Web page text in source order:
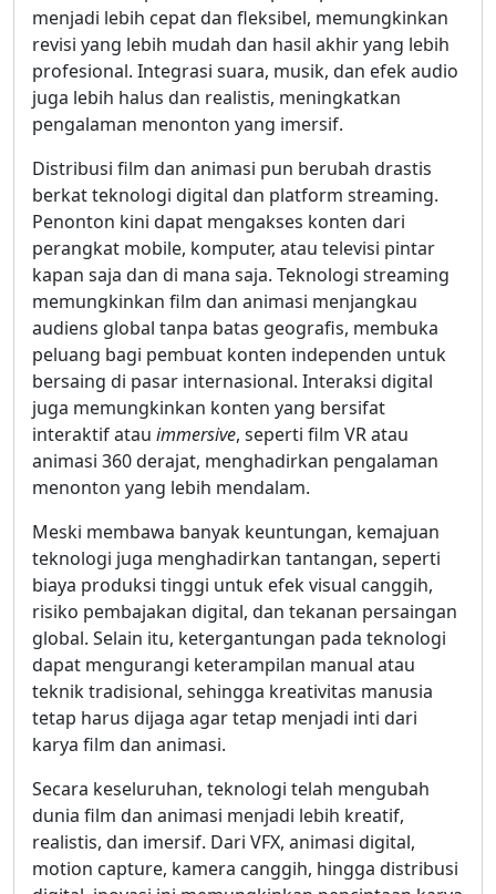
menjadi lebih cepat dan fleksibel, memungkinkan
revisi yang lebih mudah dan hasil akhir yang lebih
profesional. Integrasi suara, musik, dan efek audio
juga lebih halus dan realistis, meningkatkan
pengalaman menonton yang imersif.
Distribusi film dan animasi pun berubah drastis
berkat teknologi digital dan platform streaming.
Penonton kini dapat mengakses konten dari
perangkat mobile, komputer, atau televisi pintar
kapan saja dan di mana saja. Teknologi streaming
memungkinkan film dan animasi menjangkau
audiens global tanpa batas geografis, membuka
peluang bagi pembuat konten independen untuk
bersaing di pasar internasional. Interaksi digital
juga memungkinkan konten yang bersifat
interaktif atau immersive, seperti film VR atau
animasi 360 derajat, menghadirkan pengalaman
menonton yang lebih mendalam.
Meski membawa banyak keuntungan, kemajuan
teknologi juga menghadirkan tantangan, seperti
biaya produksi tinggi untuk efek visual canggih,
risiko pembajakan digital, dan tekanan persaingan
global. Selain itu, ketergantungan pada teknologi
dapat mengurangi keterampilan manual atau
teknik tradisional, sehingga kreativitas manusia
tetap harus dijaga agar tetap menjadi inti dari
karya film dan animasi.
Secara keseluruhan, teknologi telah mengubah
dunia film dan animasi menjadi lebih kreatif,
realistis, dan imersif. Dari VFX, animasi digital,
motion capture, kamera canggih, hingga distribusi